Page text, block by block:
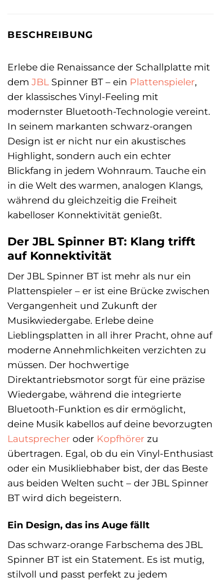
BESCHREIBUNG
Erlebe die Renaissance der Schallplatte mit
dem JBL Spinner BT – ein Plattenspieler,
der klassisches Vinyl-Feeling mit
modernster Bluetooth-Technologie vereint.
In seinem markanten schwarz-orangen
Design ist er nicht nur ein akustisches
Highlight, sondern auch ein echter
Blickfang in jedem Wohnraum. Tauche ein
in die Welt des warmen, analogen Klangs,
während du gleichzeitig die Freiheit
kabelloser Konnektivität genießt.
Der JBL Spinner BT: Klang trifft
auf Konnektivität
Der JBL Spinner BT ist mehr als nur ein
Plattenspieler – er ist eine Brücke zwischen
Vergangenheit und Zukunft der
Musikwiedergabe. Erlebe deine
Lieblingsplatten in all ihrer Pracht, ohne auf
moderne Annehmlichkeiten verzichten zu
müssen. Der hochwertige
Direktantriebsmotor sorgt für eine präzise
Wiedergabe, während die integrierte
Bluetooth-Funktion es dir ermöglicht,
deine Musik kabellos auf deine bevorzugten
Lautsprecher oder Kopfhörer zu
übertragen. Egal, ob du ein Vinyl-Enthusiast
oder ein Musikliebhaber bist, der das Beste
aus beiden Welten sucht – der JBL Spinner
BT wird dich begeistern.
Ein Design, das ins Auge fällt
Das schwarz-orange Farbschema des JBL
Spinner BT ist ein Statement. Es ist mutig,
stilvoll und passt perfekt zu jedem